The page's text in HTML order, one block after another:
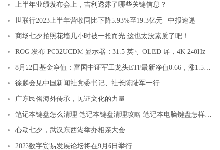
上半年业绩发布会上，吉利透露了哪些关键信息？
世联行2023上半年营收同比下降5.93%至19.3亿元 | 中报速递
商场七夕拍照花墙几小时被一抢而光 这也太没素质了吧！
ROG 发布 PG32UCDM 显示器：31.5 英寸 OLED 屏，4K 240Hz
徐麟会见中国新闻社党委书记、社长陈陆军一行
广东民俗海外传承，见证文化的力量
心动七夕，武汉东西湖举办相亲大会
2023数字贸易发展论坛将在9月6日举行